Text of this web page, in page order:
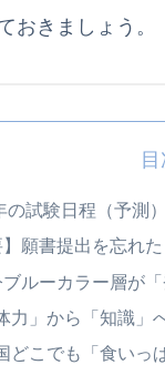
おきましょう。
の試験日程（予測）
】願書提出を忘れ
ルーカラー層が
力」から「知識」
こでも「食いっ